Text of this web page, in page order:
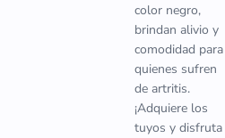
color negro,
brindan alivio y
comodidad para
quienes sufren
de artritis.
¡Adquiere los
tuyos y disfruta